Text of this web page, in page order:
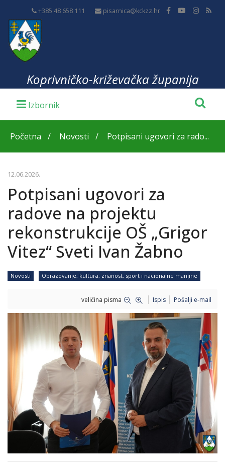
+385 48 658 111 pisarnica@kckzz.hr
Koprivničko-križevačka županija
Početna Novosti Potpisani ugovori za rado...
12.06.2026.
Potpisani ugovori za
radove na projektu
rekonstrukcije OŠ „Grigor
Vitez“ Sveti Ivan Žabno
Novosti Obrazovanje, kultura, znanost, sport i nacionalne manjine
veličina pisma Ispis Pošalji e-mail